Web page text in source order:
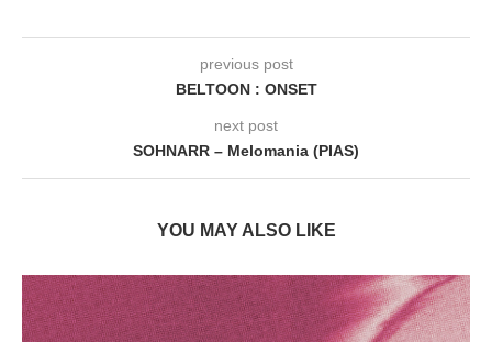
previous post
BELTOON : ONSET
next post
SOHNARR – Melomania (PIAS)
YOU MAY ALSO LIKE